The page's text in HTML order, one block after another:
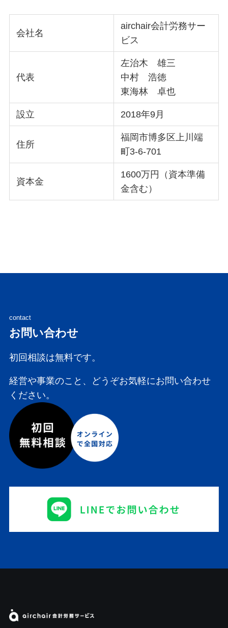
会社名
airchair会計労務サー
ビス
代表
左治木 雄三
中村 浩徳
東海林 卓也
設立 2018年9月
住所
福岡市博多区上川端
町3-6-701
資本金
1600万円（資本準備
金含む）
contact
お問い合わせ
初回相談は無料です。
経営や事業のこと、どうぞお気軽にお問い合わせ
ください。